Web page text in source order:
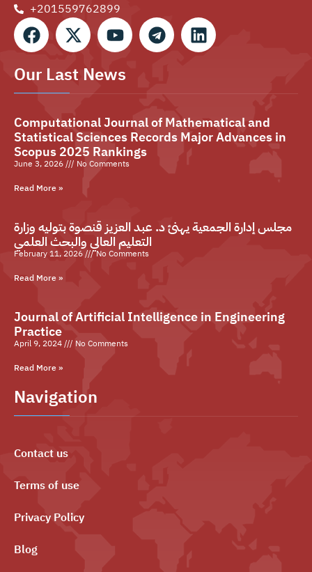
+201559762899⁩
Our Last News
Computational Journal of Mathematical and
Statistical Sciences Records Major Advances in
Scopus 2025 Rankings
June 3, 2026
No Comments
Read More »
مجلس إدارة الجمعية يهنئ د. عبد العزيز قنصوة بتوليه وزارة
التعليم العالي والبحث العلمي
February 11, 2026
No Comments
Read More »
Journal of Artificial Intelligence in Engineering
Practice
April 9, 2024
No Comments
Read More »
Navigation
Contact us
Terms of use
Privacy Policy
Blog